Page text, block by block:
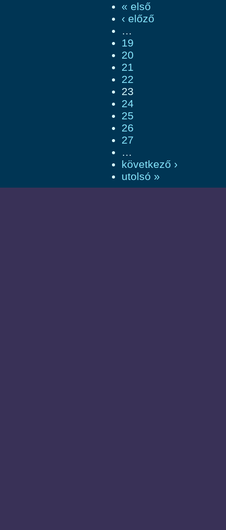
« első
‹ előző
…
19
20
21
22
23
24
25
26
27
…
következő ›
utolsó »